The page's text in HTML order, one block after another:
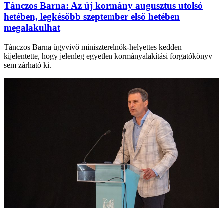
Tánczos Barna: Az új kormány augusztus utolsó
hetében, legkésőbb szeptember első hetében
megalakulhat
Tánczos Barna ügyvivő miniszterelnök-helyettes kedden
kijelentette, hogy jelenleg egyetlen kormányalakítási forgatókönyv
sem zárható ki.